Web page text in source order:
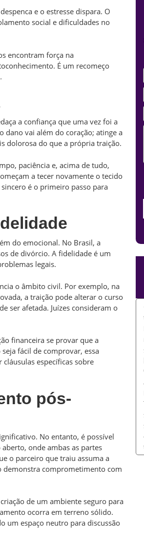
e o estresse dispara. O
social e dificuldades no
encontram força na
É um recomeço
a confiança que uma vez foi a
dano vai além do coração; atinge a
dolorosa do que a própria traição.
paciência e, acima de tudo,
a tecer novamente o tecido
é o primeiro passo para
do emocional. No Brasil, a
de divórcio. A fidelidade é um
legais.
o âmbito civil. Por exemplo, na
a traição pode alterar o curso
ser afetada. Juízes consideram o
financeira se provar que a
fácil de comprovar, essa
específicas sobre
pós-
No entanto, é possível
onde ambas as partes
o parceiro que traiu assuma a
demonstra comprometimento com
de um ambiente seguro para
ocorra em terreno sólido.
um espaço neutro para discussão